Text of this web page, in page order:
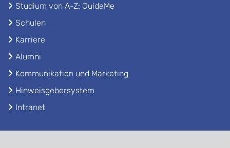
Studium von A-Z: GuideMe
Schulen
Karriere
Alumni
Kommunikation und Marketing
Hinweisgebersystem
Intranet